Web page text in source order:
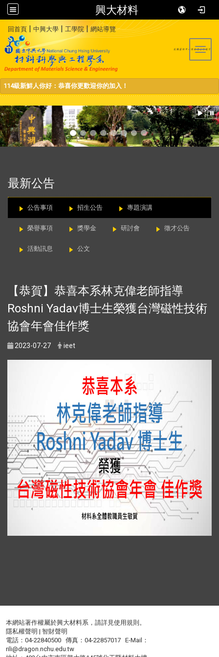
興大材料
回首頁 | 中興大學 | 工學院|網站導覽
114級新鮮人你好：恭喜你更歡迎你的加入！
最新公告
公告事項 招生公告 專題演講
榮譽事項 獎學金 研討會 徵才公告
活動訊息 公文
【恭賀】恭喜本系林克偉老師指導
Roshni Yadav博士生榮獲台灣磁性技術
協會年會佳作獎
2023-07-27 ieet
本網站著作權屬於興大材料系，請詳見使用規則 。
隱私權聲明 |智財聲明
電話：04-22840500 傳真：04-22857017 E-Mail：
rili@dragon.nchu.edu.tw